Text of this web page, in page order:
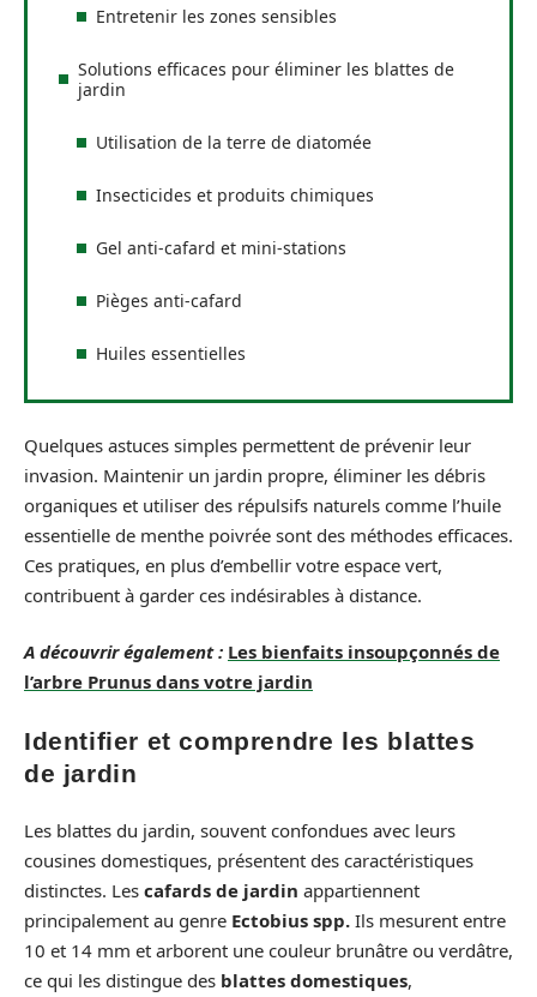
Entretenir les zones sensibles
Solutions efficaces pour éliminer les blattes de
jardin
Utilisation de la terre de diatomée
Insecticides et produits chimiques
Gel anti-cafard et mini-stations
Pièges anti-cafard
Huiles essentielles
Quelques astuces simples permettent de prévenir leur
invasion. Maintenir un jardin propre, éliminer les débris
organiques et utiliser des répulsifs naturels comme l’huile
essentielle de menthe poivrée sont des méthodes efficaces.
Ces pratiques, en plus d’embellir votre espace vert,
contribuent à garder ces indésirables à distance.
A découvrir également : Les bienfaits insoupçonnés de
l’arbre Prunus dans votre jardin
Identifier et comprendre les blattes
de jardin
Les blattes du jardin, souvent confondues avec leurs
cousines domestiques, présentent des caractéristiques
distinctes. Les cafards de jardin appartiennent
principalement au genre Ectobius spp. Ils mesurent entre
10 et 14 mm et arborent une couleur brunâtre ou verdâtre,
ce qui les distingue des blattes domestiques,